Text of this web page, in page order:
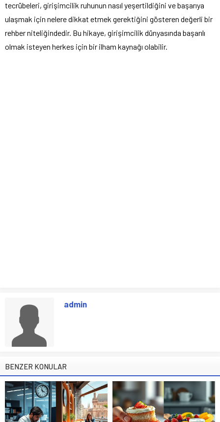
tecrübeleri, girişimcilik ruhunun nasıl yeşertildiğini ve başarıya
ulaşmak için nelere dikkat etmek gerektiğini gösteren değerli bir
rehber niteliğindedir. Bu hikaye, girişimcilik dünyasında başarılı
olmak isteyen herkes için bir ilham kaynağı olabilir.
admin
BENZER KONULAR